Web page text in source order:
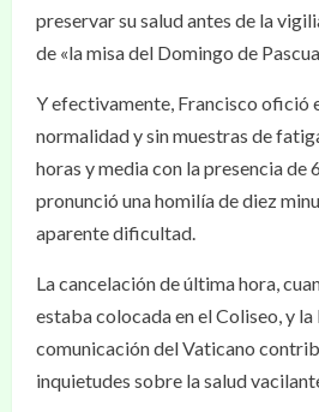
preservar su salud antes de la
de «la misa del Domingo de
Y efectivamente, Francisco ofició
normalidad y sin muestras de
horas y media con la presencia de
pronunció una homilía de diez
aparente dificultad.
La cancelación de última hora,
estaba colocada en el Coliseo, y
comunicación del Vaticano
inquietudes sobre la salud